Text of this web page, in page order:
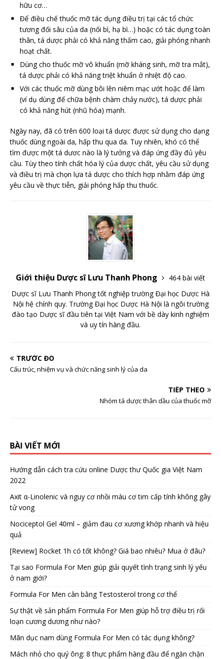
hữu cơ…
Để điều chế thuốc mỡ tác dụng điều trị tại các tổ chức
tương đối sâu của da (nối bì, hạ bì…) hoặc có tác dụng toàn
thân, tá dược phải có khả năng thấm cao, giải phóng nhanh
hoạt chất.
Dùng cho thuốc mỡ vô khuẩn (mỡ kháng sinh, mỡ tra mắt),
tá dược phải có khả năng triệt khuẩn ở nhiệt độ cao.
Với các thuốc mỡ dùng bôi lên niêm mạc ướt hoặc để làm
(ví dụ dùng để chữa bệnh chàm chảy nước), tá dược phải
có khả năng hút (nhũ hóa) mạnh.
Ngày nay, đã có trên 600 loại tá dược được sử dụng cho dạng
thuốc dùng ngoài da, hấp thu qua da. Tuy nhiên, khó có thể
tìm được một tá dươc nào là lý tưởng và đáp ứng đầy đủ yêu
cầu. Tùy theo tính chất hóa lý của dược chất, yêu cầu sử dụng
và điều trị mà chọn lựa tá dược cho thích hợp nhằm đáp ứng
yêu cầu về thực tiễn, giải phóng hấp thu thuốc.
Giới thiệu Dược sĩ Lưu Thanh Phong
464 bài viết
Dược sĩ Lưu Thanh Phong tốt nghiệp trường Đại học Dược Hà
Nội hệ chính quy. Trường Đại học Dược Hà Nội là ngôi trường
đào tạo Dược sĩ đầu tiên tại Việt Nam với bề dày kinh nghiệm
và uy tín hàng đầu.
TRƯỚC ĐÓ
Cấu trúc, nhiệm vụ và chức năng sinh lý của da
TIẾP THEO
Nhóm tá dược thân dầu của thuốc mỡ
BÀI VIẾT MỚI
Hướng dẫn cách tra cứu online Dược thư Quốc gia Việt Nam
2022
Axit α-Linolenic và nguy cơ nhồi máu cơ tim cấp tính không gây
tử vong
Nociceptol Gel 40ml – giảm đau cơ xương khớp nhanh và hiệu
quả
[Review] Rocket 1h có tốt không? Giá bao nhiêu? Mua ở đâu?
Tại sao Formula For Men giúp giải quyết tình trạng sinh lý yếu
ở nam giới?
Formula For Men cân bằng Testosterol trong cơ thể
Sự thật về sản phẩm Formula For Men giúp hỗ trợ điều trị rối
loạn cương dương như nào?
Mãn dục nam dùng Formula For Men có tác dụng không?
Mách nhỏ cho quý ông: 8 thực phẩm hàng đầu để ngăn chặn